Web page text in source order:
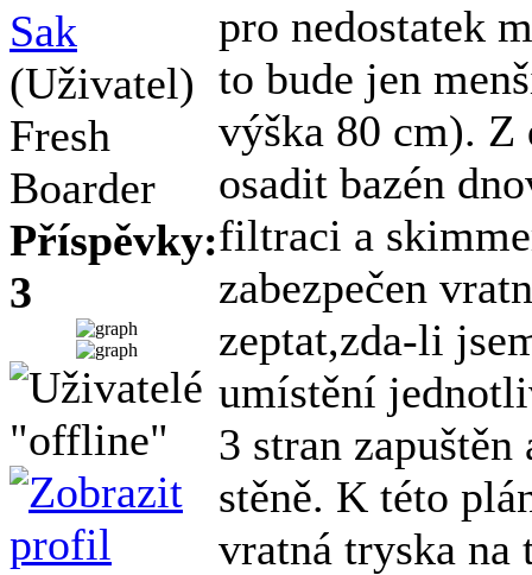
Sak
(Uživatel)
Fresh
Boarder
Příspěvky:
3
pro nedostatek
to bude jen
výška 80 cm). Z
osadit bazén
filtraci a
zabezpečen
zeptat,zda-li
umístění
3 stran
stěně. K této
vratná tryska na